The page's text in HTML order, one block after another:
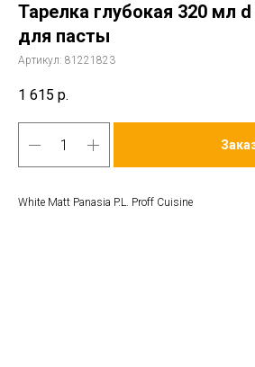
Тарелка глубокая 320 мл
для пасты
Артикул: 81221823
1 615 р.
White Matt Panasia P.L. Proff Cuisine